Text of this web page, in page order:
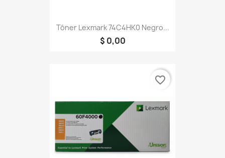
Tóner Lexmark 74C4HK0 Negro...
$ 0,00
favorite_border